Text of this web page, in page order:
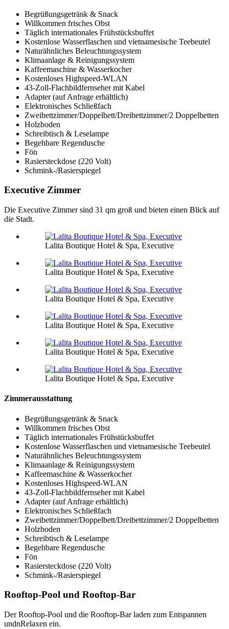
Begrüßungsgetränk & Snack
Willkommen frisches Obst
Täglich internationales Frühstücksbuffet
Kostenlose Wasserflaschen und vietnamesische Teebeutel
Naturähnliches Beleuchtungssystem
Klimaanlage & Reinigungssystem
Kaffeemaschine & Wasserkocher
Kostenloses Highspeed-WLAN
43-Zoll-Flachbildfernseher mit Kabel
Adapter (auf Anfrage erhältlich)
Elektronisches Schließfach
Zweibettzimmer/Doppelbett/Dreibettzimmer/2 Doppelbetten
Holzboden
Schreibtisch & Leselampe
Begehbare Regendusche
Fön
Rasiersteckdose (220 Volt)
Schmink-/Rasierspiegel
Executive Zimmer
Die Executive Zimmer sind 31 qm groß und bieten einen Blick auf
die Stadt.
Lalita Boutique Hotel & Spa, Executive
Lalita Boutique Hotel & Spa, Executive
Lalita Boutique Hotel & Spa, Executive
Lalita Boutique Hotel & Spa, Executive
Lalita Boutique Hotel & Spa, Executive
Lalita Boutique Hotel & Spa, Executive
Zimmerausstattung
Begrüßungsgetränk & Snack
Willkommen frisches Obst
Täglich internationales Frühstücksbuffet
Kostenlose Wasserflaschen und vietnamesische Teebeutel
Naturähnliches Beleuchtungssystem
Klimaanlage & Reinigungssystem
Kaffeemaschine & Wasserkocher
Kostenloses Highspeed-WLAN
43-Zoll-Flachbildfernseher mit Kabel
Adapter (auf Anfrage erhältlich)
Elektronisches Schließfach
Zweibettzimmer/Doppelbett/Dreibettzimmer/2 Doppelbetten
Holzboden
Schreibtisch & Leselampe
Begehbare Regendusche
Fön
Rasiersteckdose (220 Volt)
Schmink-/Rasierspiegel
Rooftop-Pool und Rooftop-Bar
Der Rooftop-Pool und die Rooftop-Bar laden zum Entspannen
undnRelaxen ein.